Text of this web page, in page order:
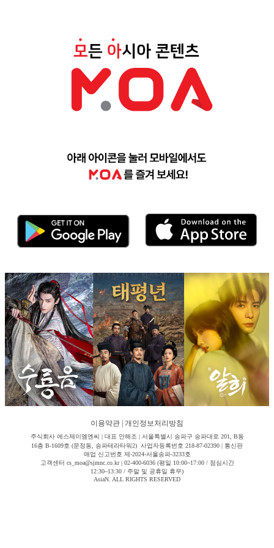
이용약관 개인정보처리방침
주식회사 에스제이엠엔씨 | 대표 안해조 | 서울특별시 송파구 송파대로 201, B동
16층 B-1609호 (문정동, 송파테라타워2) 사업자등록번호 218-87-02390 | 통신판
매업 신고번호 제-2024-서울송파-3233호
고객센터 cs_moa@sjmnc.co.kr | 02-400-6036 (평일 10:00~17:00 / 점심시간
12:30~13:30 / 주말 및 공휴일 휴무)
AsiaN. ALL RIGHTS RESERVED